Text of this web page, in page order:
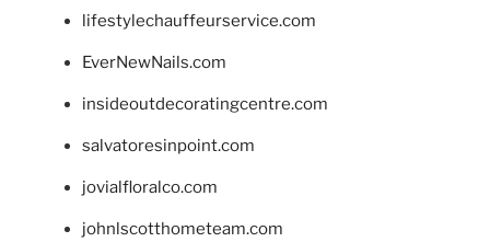
lifestylechauffeurservice.com
EverNewNails.com
insideoutdecoratingcentre.com
salvatoresinpoint.com
jovialfloralco.com
johnlscotthometeam.com